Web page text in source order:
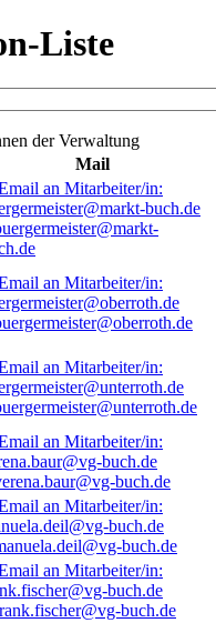
Liste
der Verwaltung
Mail
buch.de
buch.de
buch.de